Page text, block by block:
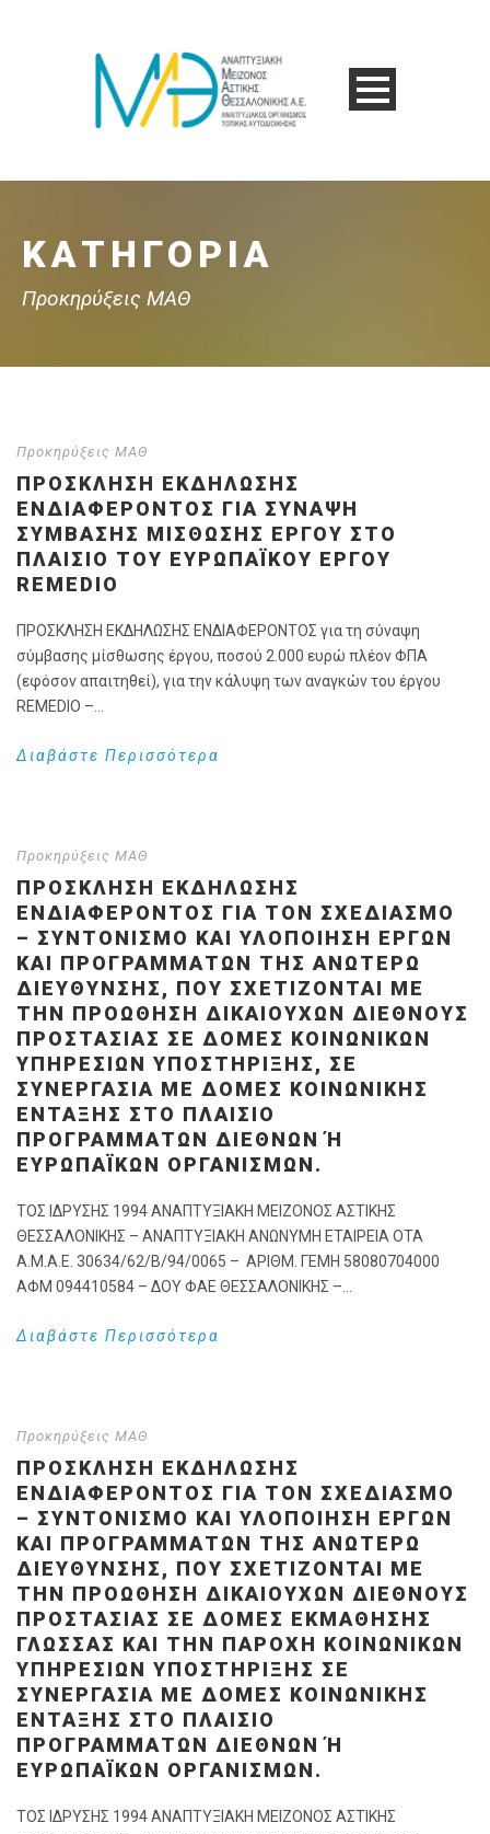
ΚΑΤΗΓΟΡΊΑ
Προκηρύξεις ΜΑΘ
Προκηρύξεις ΜΑΘ
ΠΡΌΣΚΛΗΣΗ ΕΚΔΉΛΩΣΗΣ
ΕΝΔΙΑΦΈΡΟΝΤΟΣ ΓΙΑ ΣΎΝΑΨΗ
ΣΎΜΒΑΣΗΣ ΜΊΣΘΩΣΗΣ ΈΡΓΟΥ ΣΤΟ
ΠΛΑΊΣΙΟ ΤΟΥ ΕΥΡΩΠΑΪΚΟΎ ΈΡΓΟΥ
REMEDIO
ΠΡΟΣΚΛΗΣΗ ΕΚΔΗΛΩΣΗΣ ΕΝΔΙΑΦΕΡΟΝΤΟΣ για τη σύναψη
σύμβασης μίσθωσης έργου, ποσού 2.000 ευρώ πλέον ΦΠΑ
(εφόσον απαιτηθεί), για την κάλυψη των αναγκών του έργου
REMEDIO –...
Διαβάστε Περισσότερα
Προκηρύξεις ΜΑΘ
ΠΡΟΣΚΛΗΣΗ ΕΚΔΗΛΩΣΗΣ
ΕΝΔΙΑΦΕΡΟΝΤΟΣ ΓΙΑ ΤΟΝ ΣΧΕΔΙΑΣΜΌ
– ΣΥΝΤΟΝΙΣΜΌ ΚΑΙ ΥΛΟΠΟΊΗΣΗ ΈΡΓΩΝ
ΚΑΙ ΠΡΟΓΡΑΜΜΆΤΩΝ ΤΗΣ ΑΝΩΤΈΡΩ
ΔΙΕΎΘΥΝΣΗΣ, ΠΟΥ ΣΧΕΤΊΖΟΝΤΑΙ ΜΕ
ΤΗΝ ΠΡΟΏΘΗΣΗ ΔΙΚΑΙΟΎΧΩΝ ΔΙΕΘΝΟΎΣ
ΠΡΟΣΤΑΣΊΑΣ ΣΕ ΔΟΜΈΣ ΚΟΙΝΩΝΙΚΏΝ
ΥΠΗΡΕΣΙΏΝ ΥΠΟΣΤΉΡΙΞΗΣ, ΣΕ
ΣΥΝΕΡΓΑΣΊΑ ΜΕ ΔΟΜΈΣ ΚΟΙΝΩΝΙΚΉΣ
ΈΝΤΑΞΗΣ ΣΤΟ ΠΛΑΊΣΙΟ
ΠΡΟΓΡΑΜΜΆΤΩΝ ΔΙΕΘΝΏΝ Ή Ε
ΥΡΩΠΑΪΚΏΝ ΟΡΓΑΝΙΣΜΏΝ.
ΤΟΣ ΙΔΡΥΣΗΣ 1994 ΑΝΑΠΤΥΞΙΑΚΗ ΜΕΙΖΟΝΟΣ ΑΣΤΙΚΗΣ
ΘΕΣΣΑΛΟΝΙΚΗΣ – ΑΝΑΠΤΥΞΙΑΚΗ ΑΝΩΝΥΜΗ ΕΤΑΙΡΕΙΑ ΟΤΑ
Α.Μ.Α.Ε. 30634/62/Β/94/0065 – ΑΡΙΘΜ. ΓΕΜΗ 58080704000
ΑΦΜ 094410584 – ΔΟΥ ΦΑΕ ΘΕΣΣΑΛΟΝΙΚΗΣ –...
Διαβάστε Περισσότερα
Προκηρύξεις ΜΑΘ
ΠΡΟΣΚΛΗΣΗ ΕΚΔΗΛΩΣΗΣ
ΕΝΔΙΑΦΕΡΟΝΤΟΣ ΓΙΑ ΤΟΝ ΣΧΕΔΙΑΣΜΌ
– ΣΥΝΤΟΝΙΣΜΌ ΚΑΙ ΥΛΟΠΟΊΗΣΗ ΈΡΓΩΝ
ΚΑΙ ΠΡΟΓΡΑΜΜΆΤΩΝ ΤΗΣ ΑΝΩΤΈΡΩ
ΔΙΕΎΘΥΝΣΗΣ, ΠΟΥ ΣΧΕΤΊΖΟΝΤΑΙ ΜΕ
ΤΗΝ ΠΡΟΏΘΗΣΗ ΔΙΚΑΙΟΎΧΩΝ ΔΙΕΘΝΟΎΣ
ΠΡΟΣΤΑΣΊΑΣ ΣΕ ΔΟΜΈΣ ΕΚΜΆΘΗΣΗΣ
ΓΛΏΣΣΑΣ ΚΑΙ ΤΗΝ ΠΑΡΟΧΉ ΚΟΙΝΩΝΙΚΏΝ
ΥΠΗΡΕΣΙΏΝ ΥΠΟΣΤΉΡΙΞΗΣ ΣΕ
ΣΥΝΕΡΓΑΣΊΑ ΜΕ ΔΟΜΈΣ ΚΟΙΝΩΝΙΚΉΣ
ΈΝΤΑΞΗΣ ΣΤΟ ΠΛΑΊΣΙΟ
ΠΡΟΓΡΑΜΜΆΤΩΝ ΔΙΕΘΝΏΝ Ή Ε
ΥΡΩΠΑΪΚΏΝ ΟΡΓΑΝΙΣΜΏΝ.
ΤΟΣ ΙΔΡΥΣΗΣ 1994 ΑΝΑΠΤΥΞΙΑΚΗ ΜΕΙΖΟΝΟΣ ΑΣΤΙΚΗΣ